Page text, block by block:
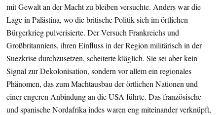
mit Gewalt an der Macht zu bleiben versuchte. Anders war die
Lage in Palästina, wo die britische Politik sich im örtlichen
Bürgerkrieg pulverisierte. Der Versuch Frankreichs und
Großbritanniens, ihren Einfluss in der Region militärisch in der
Suezkrise durchzusetzen, scheiterte kläglich. Sie sei aber kein
Signal zur Dekolonisation, sondern vor allem ein regionales
Phänomen, das zum Machtausbau der örtlichen Nationen und
einer engeren Anbindung an die USA führte. Das französische
und spanische Nordafrika indes waren eng miteinander verknüpft,